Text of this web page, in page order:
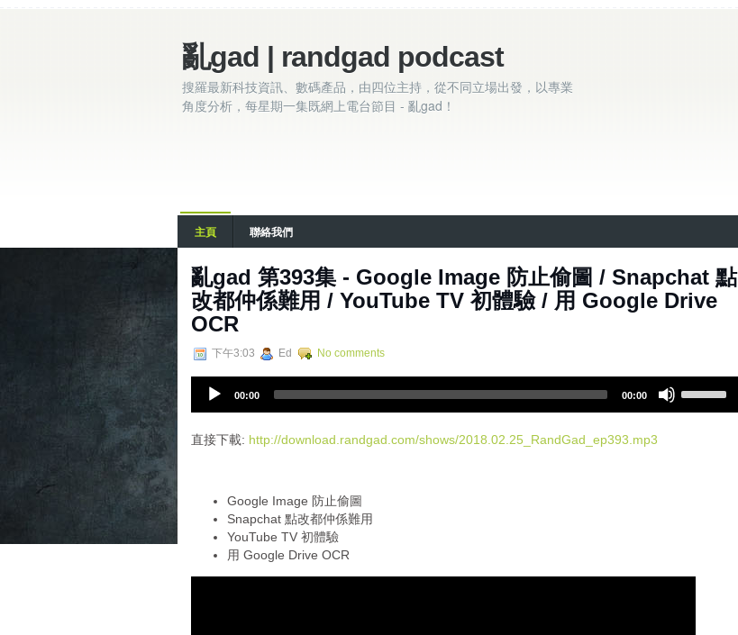
亂gad | randgad podcast
搜羅最新科技資訊、數碼產品，由四位主持，從不同立場出發，以專業
角度分析，每星期一集既網上電台節目 - 亂gad！
主頁 聯絡我們
亂gad 第393集 - Google Image 防止偷圖 / Snapchat 點
改都仲係難用 / YouTube TV 初體驗 / 用 Google Drive
OCR
下午3:03 Ed No comments
i
00:00 00:00
s
直接下載: http://download.randgad.com/shows/2018.02.25_RandGad_ep393.mp3
Google Image 防止偷圖
Snapchat 點改都仲係難用
YouTube TV 初體驗
用 Google Drive OCR